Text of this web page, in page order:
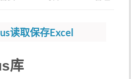
读取保存Excel
库